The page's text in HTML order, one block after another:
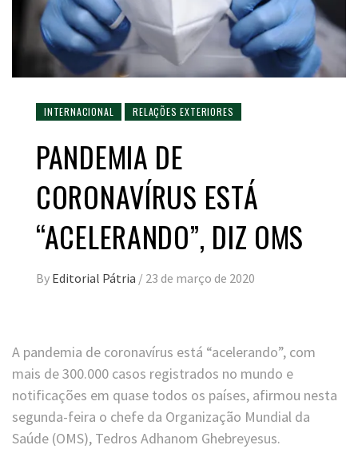
INTERNACIONAL RELAÇÕES EXTERIORES
PANDEMIA DE
CORONAVÍRUS ESTÁ
“ACELERANDO”, DIZ OMS
By Editorial Pátria / 23 de março de 2020
A pandemia de coronavírus está “acelerando”, com
mais de 300.000 casos registrados no mundo e
notificações em quase todos os países, afirmou nesta
segunda-feira o chefe da Organização Mundial da
Saúde (OMS), Tedros Adhanom Ghebreyesus.